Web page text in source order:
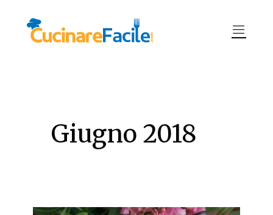
Giugno 2018